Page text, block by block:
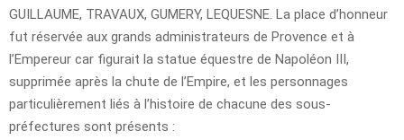
GUILLAUME, TRAVAUX, GUMERY, LEQUESNE. La place d’honneur
fut réservée aux grands administrateurs de Provence et à
l’Empereur car figurait la statue équestre de Napoléon III,
supprimée après la chute de l’Empire, et les personnages
particulièrement liés à l’histoire de chacune des sous-
préfectures sont présents :